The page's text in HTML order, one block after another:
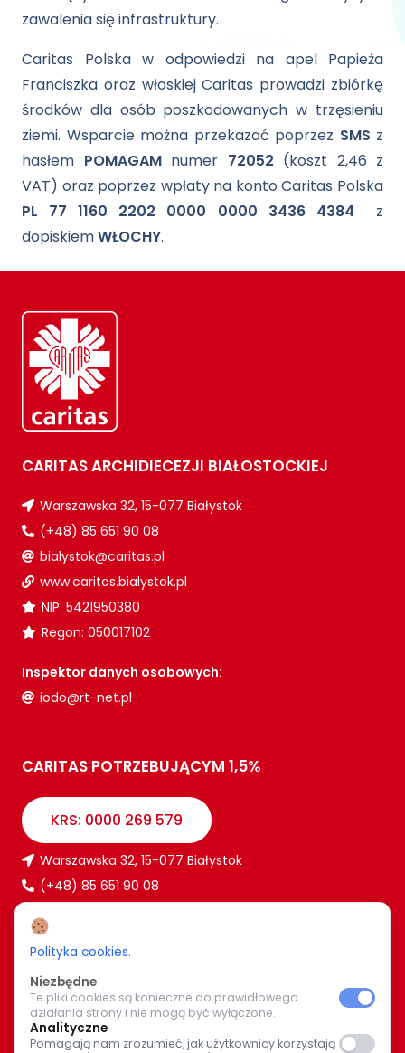
zawalenia się infrastruktury.
Caritas Polska w odpowiedzi na apel Papieża
Franciszka oraz włoskiej Caritas prowadzi zbiórkę
środków dla osób poszkodowanych w trzęsieniu
ziemi. Wsparcie można przekazać poprzez SMS z
hasłem POMAGAMnumer 72052 (koszt 2,46 z
VAT) oraz poprzez wpłaty na konto Caritas Polska
PL 77 1160 2202 0000 0000 3436 4384 z
dopiskiemWŁOCHY.
CARITAS ARCHIDIECEZJI BIAŁOSTOCKIEJ
Warszawska 32, 15-077 Białystok
(+48) 85 651 90 08
bialystok@caritas.pl
www.caritas.bialystok.pl
NIP: 5421950380
Regon: 050017102
Inspektor danych osobowych:
iodo@rt-net.pl
CARITAS POTRZEBUJĄCYM 1,5%
KRS: 0000 269 579
Warszawska 32, 15-077 Białystok
(+48) 85 651 90 08
bialystok@caritas.pl
WIĘCEJ O NAS
Bądź z nami na bieżąco. Wspólnymi siłami pomagajmy
Polityka cookies.
Niezbędne
Te pliki cookies są konieczne do prawidłowego
działania strony i nie mogą być wyłączone.
Analityczne
Pomagają nam zrozumieć, jak użytkownicy korzystają